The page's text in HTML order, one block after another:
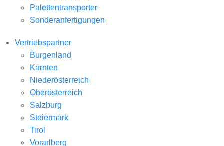
Palettentransporter
Sonderanfertigungen
Vertriebspartner
Burgenland
Kärnten
Niederösterreich
Oberösterreich
Salzburg
Steiermark
Tirol
Vorarlberg